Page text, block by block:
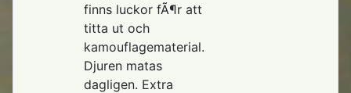
finns luckor fÃ¶r att
titta ut och
kamouflagematerial.
Djuren matas
dagligen. Extra